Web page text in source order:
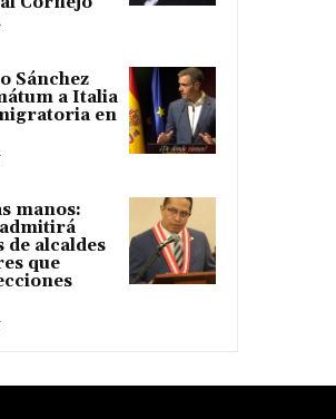
Sánchez
a Italia
en
manos:
de alcaldes
que